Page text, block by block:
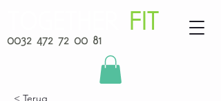
0032 472 72 00 81
FIT
< Terug